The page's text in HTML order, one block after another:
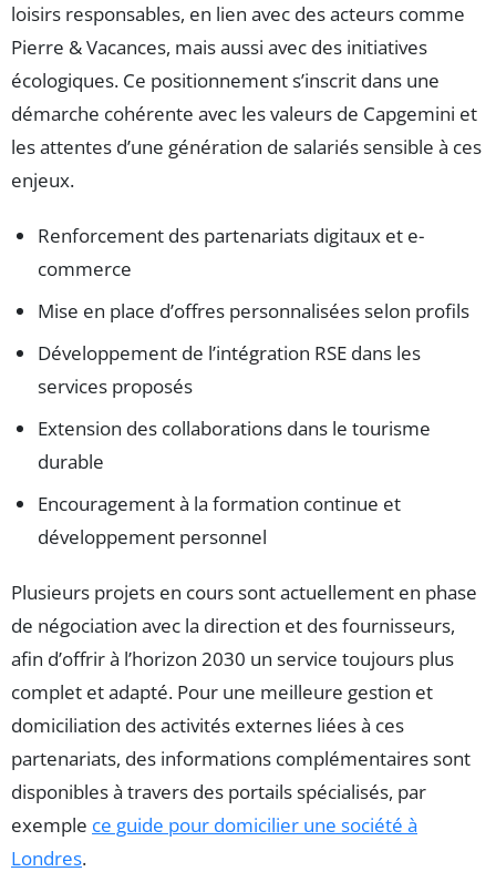
loisirs responsables, en lien avec des acteurs comme
Pierre & Vacances, mais aussi avec des initiatives
écologiques. Ce positionnement s’inscrit dans une
démarche cohérente avec les valeurs de Capgemini et
les attentes d’une génération de salariés sensible à ces
enjeux.
Renforcement des partenariats digitaux et e-
commerce
Mise en place d’offres personnalisées selon profils
Développement de l’intégration RSE dans les
services proposés
Extension des collaborations dans le tourisme
durable
Encouragement à la formation continue et
développement personnel
Plusieurs projets en cours sont actuellement en phase
de négociation avec la direction et des fournisseurs,
afin d’offrir à l’horizon 2030 un service toujours plus
complet et adapté. Pour une meilleure gestion et
domiciliation des activités externes liées à ces
partenariats, des informations complémentaires sont
disponibles à travers des portails spécialisés, par
exemple ce guide pour domicilier une société à
Londres.